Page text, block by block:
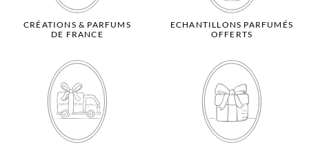
CRÉATIONS & PARFUMS
DE FRANCE
ECHANTILLONS PARFUMÉS
OFFERTS